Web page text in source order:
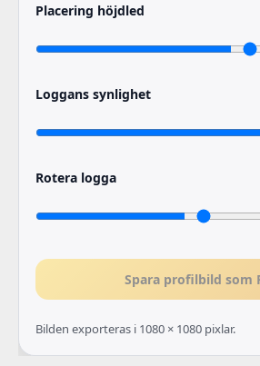
Placering höjdled
Loggans synlighet
Rotera logga
Spara profilbild som
Bilden exporteras i 1080 × 1080 pixlar.